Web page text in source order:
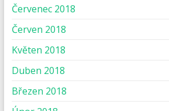
Červenec 2018
Červen 2018
Květen 2018
Duben 2018
Březen 2018